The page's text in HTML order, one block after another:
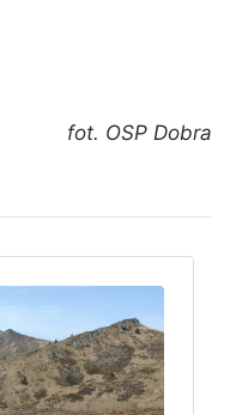
fot. OSP Dobra